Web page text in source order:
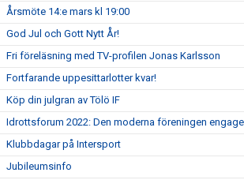
Årsmöte 14:e mars kl 19:00
God Jul och Gott Nytt År!
Fri föreläsning med TV-profilen Jonas Karlsson
Fortfarande uppesittarlotter kvar!
Köp din julgran av Tölö IF
Idrottsforum 2022: Den moderna föreningen
Klubbdagar på Intersport
Jubileumsinfo